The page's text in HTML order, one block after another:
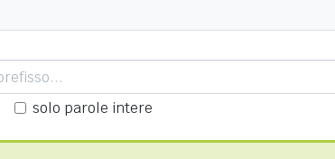
solo parole intere